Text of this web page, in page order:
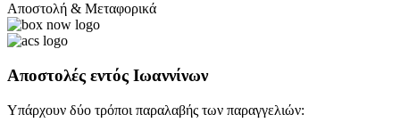
Αποστολή & Μεταφορικά
Αποστολές εντός Ιωαννίνων
Υπάρχουν δύο τρόποι παραλαβής των παραγγελιών: